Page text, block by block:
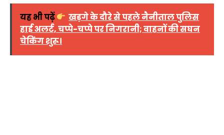
यह भी पढ़ें
खड़गे के दौरे से पहले नैनीताल पुलिस
हाई अलर्ट, चप्पे-चप्पे पर निगरानी; वाहनों की सघन
चेकिंग शुरू।